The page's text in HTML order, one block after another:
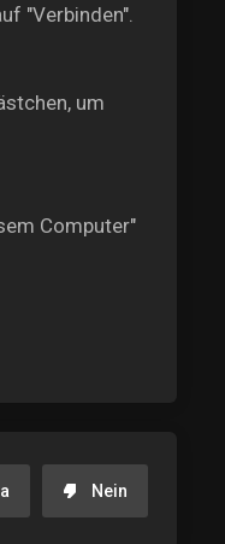
"Verbinden".
um
Computer"
Nein